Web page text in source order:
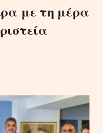
με τη μέρα